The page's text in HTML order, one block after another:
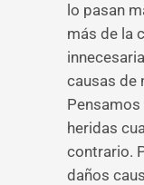
lo pasan
más de la
causas de
heridas
contrario.
daños